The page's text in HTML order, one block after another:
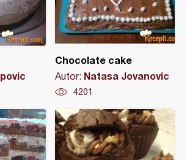
Chocolate cake
Autor: Natasa Jovanovic
4201